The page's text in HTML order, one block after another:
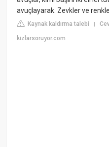
avuçlayarak. Zevkler ve
Kaynak kaldırma talebi |
kizlarsoruyor.com